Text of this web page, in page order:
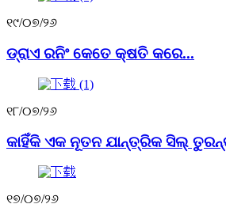
୧୯/୦୭/୨୬
ଡ୍ରାଏ ରନିଂ କେତେ କ୍ଷତି କରେ...
୧୮/୦୭/୨୬
କାହିଁକି ଏକ ନୂତନ ଯାନ୍ତ୍ରିକ ସିଲ୍
୧୭/୦୭/୨୬